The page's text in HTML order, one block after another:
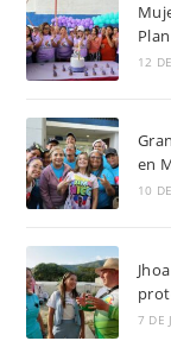
12
en
10
7 DE